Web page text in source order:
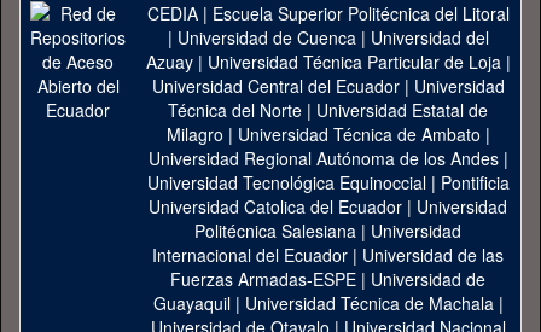
CEDIA| Escuela Superior Politécnica del Litoral
| Universidad de Cuenca| Universidad del
Azuay| Universidad Técnica Particular de Loja|
Universidad Central del Ecuador| Universidad
Técnica del Norte | Universidad Estatal de
Milagro | Universidad Técnica de Ambato |
Universidad Regional Autónoma de los Andes|
Universidad Tecnológica Equinoccial| Pontificia
Universidad Catolica del Ecuador | Universidad
Politécnica Salesiana | Universidad
Internacional del Ecuador | Universidad de las
Fuerzas Armadas-ESPE | Universidad de
Guayaquil| Universidad Técnica de Machala|
Universidad de Otavalo | Universidad Nacional